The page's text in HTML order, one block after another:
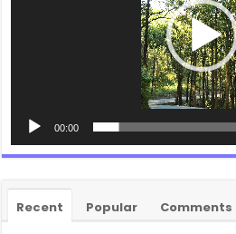
00:00
Recent Popular Comments